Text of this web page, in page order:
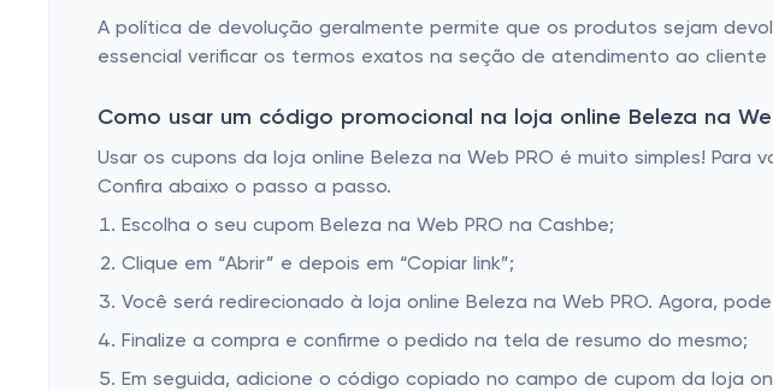
A política de devolução geralmente permite que os produtos sejam
essencial verificar os termos exatos na seção de atendimento ao
Como usar um código promocional na loja online Beleza na
Usar os cupons da loja online Beleza na Web PRO é muito simples!
Confira abaixo o passo a passo.
Escolha o seu cupom Beleza na Web PRO na Cashbe;
Clique em “Abrir” e depois em “Copiar link”;
Você será redirecionado à loja online Beleza na Web PRO. Agora,
Finalize a compra e confirme o pedido na tela de resumo do mesmo;
Em seguida, adicione o código copiado no campo de cupom da loja